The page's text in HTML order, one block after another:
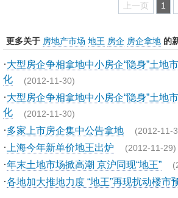
上一页 1
更多关于 房地产市场 地王 房企 房企拿地 的
·大型房企争相拿地中小房企“隐身”土地
化 (2012-11-30)
·大型房企争相拿地中小房企“隐身”土地
化 (2012-11-30)
·多家上市房企集中公告拿地 (2012-11-
· 上海今年新单价地王出炉 (2012-11-29)
·年末土地市场掀高潮 京沪同现“地王”
·各地加大推地力度 “地王”再现扰动楼市